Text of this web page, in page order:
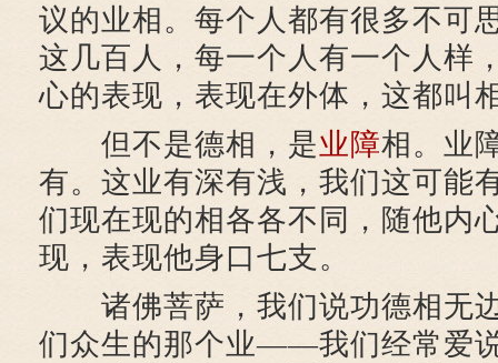
议的业相。每个人都有很多不可
这几百人，每一个人有一个人样
心的表现，表现在外体，这都叫
但不是德相，是业障相。业
有。这业有深有浅，我们这可能
们现在现的相各各不同，随他内
现，表现他身口七支。
诸佛菩萨，我们说功德相无
们众生的那个业——我们经常爱